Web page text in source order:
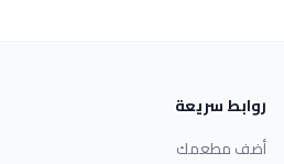
روابط سريعة
أضف مطعمك